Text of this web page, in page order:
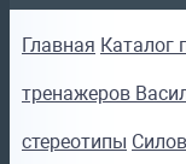
Главная Каталог
тренажеров
стереотипы